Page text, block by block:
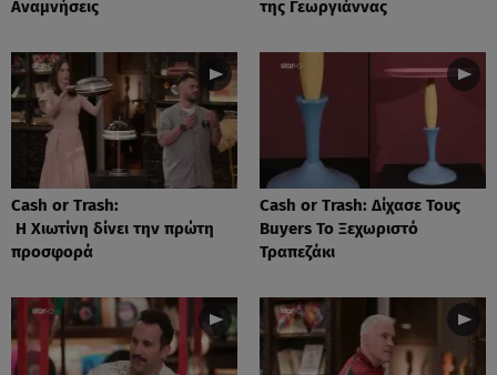
Αναμνήσεις
της Γεωργιάννας
Cash or Trash:
Η Χιωτίνη δίνει την πρώτη
προσφορά
Cash or Trash: Δίχασε Τους
Buyers Το Ξεχωριστό
Τραπεζάκι